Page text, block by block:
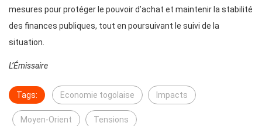
mesures pour protéger le pouvoir d’achat et maintenir la stabilité
des finances publiques, tout en poursuivant le suivi de la
situation.
L’Émissaire
Tags: Economie togolaise Impacts
Moyen-Orient Tensions